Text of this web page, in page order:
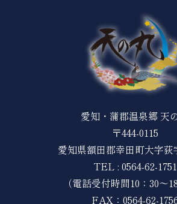
愛知・蒲郡温泉郷 天
〒444-0115
愛知県額田郡幸田町大字荻
TEL : 0564-62-1751
（電話受付時間10：30～
FAX：0564-62-